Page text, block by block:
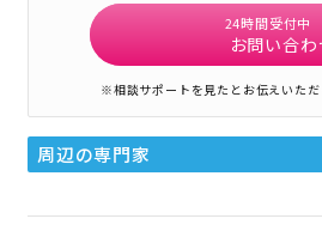
24時間受付中
お問い合わ
※相談サポートを見たとお伝えいただ
周辺の専門家